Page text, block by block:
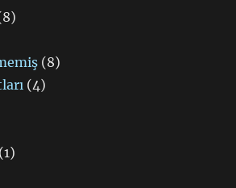
(8)
(4)
(1)